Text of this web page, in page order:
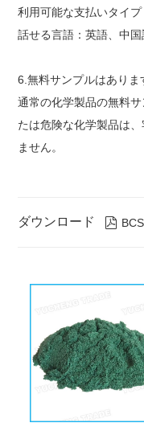
利用可能な支払いタイ
話せる言語：英語、中
6.無料サンプルはありま
通常の化学製品の無料
たは危険な化学製品は
ません。
ダウンロード 